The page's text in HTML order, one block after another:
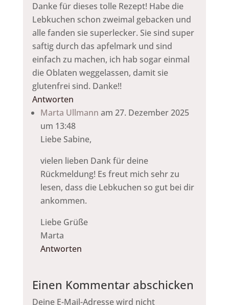
Danke für dieses tolle Rezept! Habe die
Lebkuchen schon zweimal gebacken und
alle fanden sie superlecker. Sie sind super
saftig durch das apfelmark und sind
einfach zu machen, ich hab sogar einmal
die Oblaten weggelassen, damit sie
glutenfrei sind. Danke!!
Antworten
Marta Ullmann am 27. Dezember 2025
um 13:48
Liebe Sabine,
vielen lieben Dank für deine
Rückmeldung! Es freut mich sehr zu
lesen, dass die Lebkuchen so gut bei dir
ankommen.
Liebe Grüße
Marta
Antworten
Einen Kommentar abschicken
Deine E-Mail-Adresse wird nicht